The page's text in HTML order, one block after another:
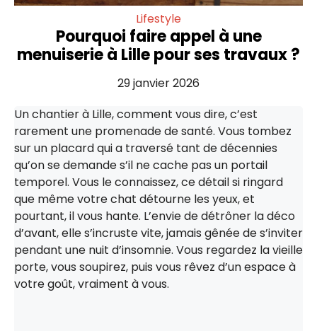
Lifestyle
Pourquoi faire appel à une
menuiserie à Lille pour ses travaux ?
29 janvier 2026
Un chantier à Lille, comment vous dire, c’est
rarement une promenade de santé. Vous tombez
sur un placard qui a traversé tant de décennies
qu’on se demande s’il ne cache pas un portail
temporel. Vous le connaissez, ce détail si ringard
que même votre chat détourne les yeux, et
pourtant, il vous hante. L’envie de détrôner la déco
d’avant, elle s’incruste vite, jamais gênée de s’inviter
pendant une nuit d’insomnie. Vous regardez la vieille
porte, vous soupirez, puis vous rêvez d’un espace à
votre goût, vraiment à vous.